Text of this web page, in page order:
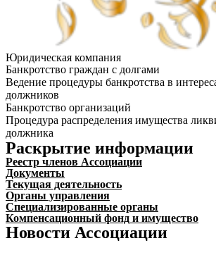
Юридическая компания
Банкротство граждан с долгами
Ведение процедуры банкротства в
должников
Банкротство организаций
Процедура распределения имущества
должника
Раскрытие информации
Реестр членов Ассоциации
Документы
Текущая деятельность
Органы управления
Специализированные органы
Компенсационный фонд и имущество
Новости Ассоциации